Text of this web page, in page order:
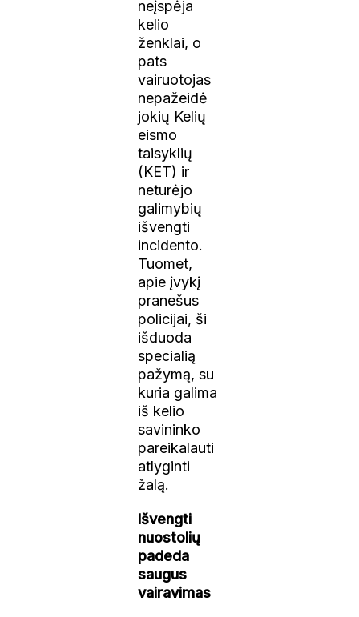
neįspėja
kelio
ženklai, o
pats
vairuotojas
nepažeidė
jokių Kelių
eismo
taisyklių
(KET) ir
neturėjo
galimybių
išvengti
incidento.
Tuomet,
apie įvykį
pranešus
policijai, ši
išduoda
specialią
pažymą, su
kuria galima
iš kelio
savininko
pareikalauti
atlyginti
žalą.
Išvengti
nuostolių
padeda
saugus
vairavimas